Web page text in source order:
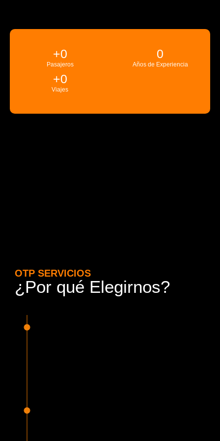
Pasajeros
+0
Años de Experiencia
0
Viajes
+0
OTP SERVICIOS
¿Por qué Elegirnos?